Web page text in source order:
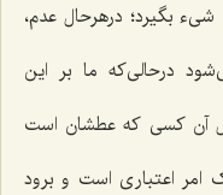
بگیرد؛ درهرحال عدم،
درحالی‌که ما بر این
آن کسی که عطشان است
امر اعتباری است و برود